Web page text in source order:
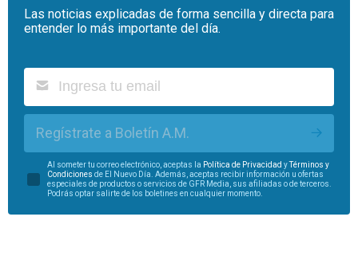
Las noticias explicadas de forma sencilla y directa para
entender lo más importante del día.
Regístrate a Boletín A.M.
Al someter tu correo electrónico, aceptas la Política de Privacidad yTérminos y
Condiciones de El Nuevo Día. Además, aceptas recibir información u ofertas
especiales de productos o servicios de GFR Media, sus afiliadas o de terceros.
Podrás optar salirte de los boletines en cualquier momento.